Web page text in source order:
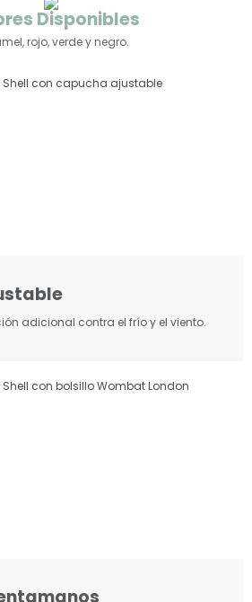
Disponibles
rojo, verde y negro.
adicional contra el frío y el viento.